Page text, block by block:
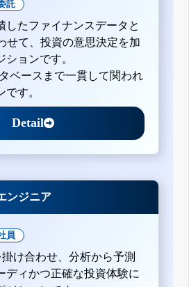
託
したファイナンスデータと
せて、投資の意思決定を加
ションです。
ベースまで一貫して関われ
です。
Detail
ンジニア
員
け合わせ、分析から予測
ディかつ正確な投資体験に